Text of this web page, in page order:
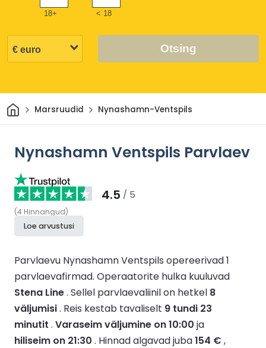
18+ < 18
Otsing
Avaleht
Marsruudid Nynashamn-Ventspils
Nynashamn Ventspils Parvlaev
4.5 / 5
(4 Hinnangud)
Loe arvustusi
Parvlaevu Nynashamn Ventspils opereerivad 1
parvlaevafirmad. Operaatorite hulka kuuluvad
Stena Line. Sellel parvlaevaliinil on hetkel 8
väljumisi. Reis kestab tavaliselt 9 tundi 23
minutit . Varaseim väljumine on 10:00 ja
hiliseim on 21:30 . Hinnad algavad juba154 € ,